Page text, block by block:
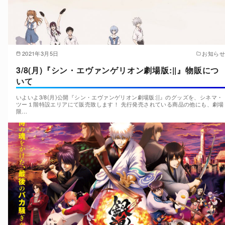
2021年3月5日 お知らせ
3/8(月)『シン・エヴァンゲリオン劇場版:||』物販につ
いて
いよいよ3/8(月)公開『シン・エヴァンゲリオン劇場版:||』のグッズを、シネマ・
ツー１階特設エリアにて販売致します！ 先行発売されている商品の他にも、劇場
限…